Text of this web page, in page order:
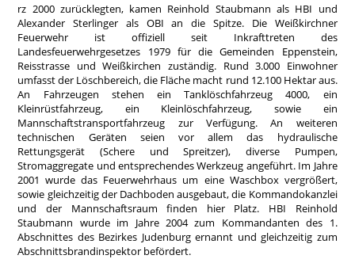
rz 2000 zurücklegten, kamen Reinhold Staubmann als HBI und
Alexander Sterlinger als OBI an die Spitze. Die Weißkirchner
Feuerwehr ist offiziell seit Inkrafttreten des
Landesfeuerwehrgesetzes 1979 für die Gemeinden Eppenstein,
Reisstrasse und Weißkirchen zuständig. Rund 3.000 Einwohner
umfasst der Löschbereich, die Fläche macht rund 12.100 Hektar aus.
An Fahrzeugen stehen ein Tanklöschfahrzeug 4000, ein
Kleinrüstfahrzeug, ein Kleinlöschfahrzeug, sowie ein
Mannschaftstransportfahrzeug zur Verfügung. An weiteren
technischen Geräten seien vor allem das hydraulische
Rettungsgerät (Schere und Spreitzer), diverse Pumpen,
Stromaggregate und entsprechendes Werkzeug angeführt. Im Jahre
2001 wurde das Feuerwehrhaus um eine Waschbox vergrößert,
sowie gleichzeitig der Dachboden ausgebaut, die Kommandokanzlei
und der Mannschaftsraum finden hier Platz. HBI Reinhold
Staubmann wurde im Jahre 2004 zum Kommandanten des 1.
Abschnittes des Bezirkes Judenburg ernannt und gleichzeitig zum
Abschnittsbrandinspektor befördert.